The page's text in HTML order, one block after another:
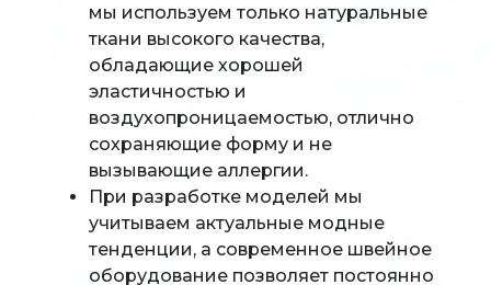
мы используем только натуральные
ткани высокого качества,
обладающие хорошей
эластичностью и
воздухопроницаемостью, отлично
сохраняющие форму и не
вызывающие аллергии.
При разработке моделей мы
учитываем актуальные модные
тенденции, а современное швейное
оборудование позволяет постоянно